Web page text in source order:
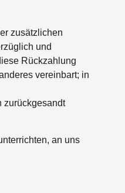
zusätzlichen
und
Rückzahlung
vereinbart; in
zurückgesandt
an uns